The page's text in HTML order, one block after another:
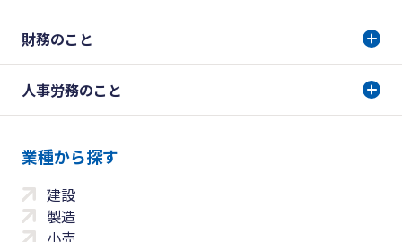
財務のこと
人事労務のこと
業種から探す
建設
製造